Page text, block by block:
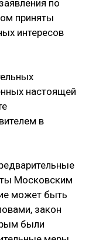
по
приняты
интересов
настоящей
в
Московским
может быть
закон
были